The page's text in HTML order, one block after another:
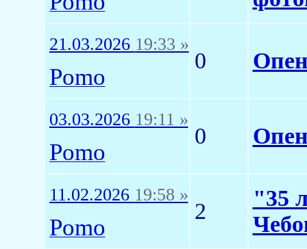
21.03.2026 19:33 »
Pomo
0
03.03.2026 19:11 »
Pomo
0
11.02.2026 19:58 »
Pomo
2
"35